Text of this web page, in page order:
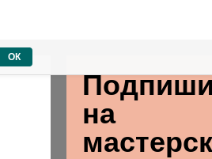
на
ОК